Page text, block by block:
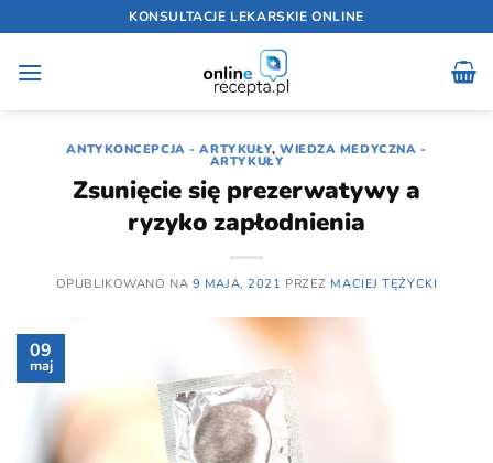
do
zawartości
KONSULTACJE LEKARSKIE ONLINE
ANTYKONCEPCJA - ARTYKUŁY,WIEDZA MEDYCZNA -
ARTYKUŁY
Zsunięcie się prezerwatywy a
ryzyko zapłodnienia
OPUBLIKOWANO NA 9 MAJA, 2021 PRZEZ MACIEJ TĘŻYCKI
09
maj